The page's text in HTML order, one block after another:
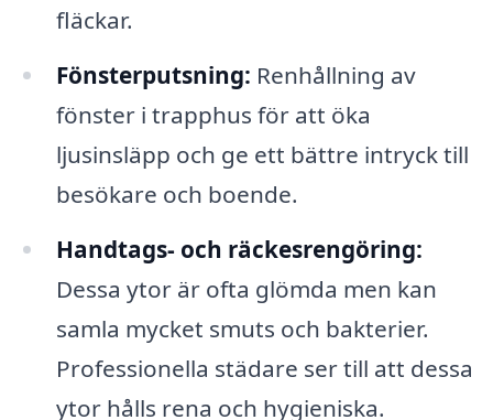
fläckar.
Fönsterputsning: Renhållning av
fönster i trapphus för att öka
ljusinsläpp och ge ett bättre intryck till
besökare och boende.
Handtags- och räckesrengöring:
Dessa ytor är ofta glömda men kan
samla mycket smuts och bakterier.
Professionella städare ser till att dessa
ytor hålls rena och hygieniska.